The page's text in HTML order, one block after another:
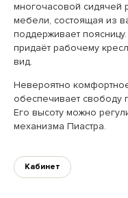
многочасовой сидячей
мебели, состоящая из
поддерживает
придаёт рабочему
вид.
Невероятно
обеспечивает
Его высоту можно
механизма Пиастра.
Кабинет